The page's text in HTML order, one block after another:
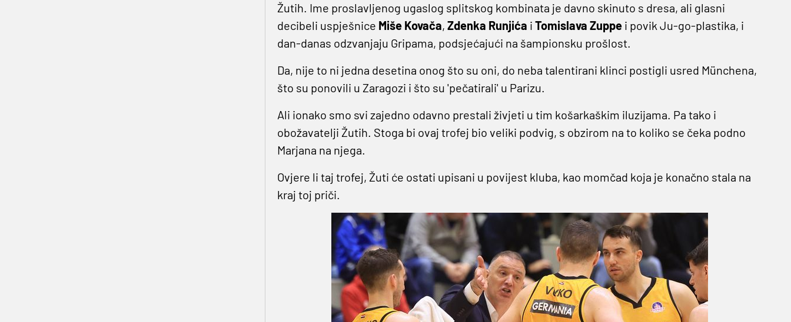
Žutih. Ime proslavljenog ugaslog splitskog kombinata je davno skinuto s dresa, ali glasni
decibeli uspješnice Miše Kovača, Zdenka Runjića i Tomislava Zuppe i povik Ju-go-plastika, i
dan-danas odzvanjaju Gripama, podsjećajući na šampionsku prošlost.
Da, nije to ni jedna desetina onog što su oni, do neba talentirani klinci postigli usred Münchena,
što su ponovili u Zaragozi i što su 'pečatirali' u Parizu.
Ali ionako smo svi zajedno odavno prestali živjeti u tim košarkaškim iluzijama. Pa tako i
obožavatelji Žutih. Stoga bi ovaj trofej bio veliki podvig, s obzirom na to koliko se čeka podno
Marjana na njega.
Ovjere li taj trofej, Žuti će ostati upisani u povijest kluba, kao momčad koja je konačno stala na
kraj toj priči.